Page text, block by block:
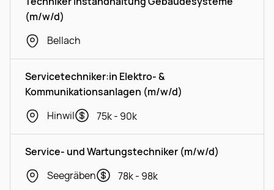
(m/w/d)
Bellach
Servicetechniker:in Elektro- &
Kommunikationsanlagen (m/w/d)
Hinwil
75k - 90k
Service- und Wartungstechniker (m/w/d)
Seegräben
78k - 98k